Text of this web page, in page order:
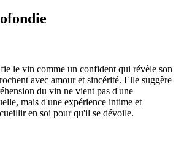
le vin comme un confident qui révèle son
avec amour et sincérité. Elle suggère
du vin ne vient pas d'une
mais d'une expérience intime et
en soi pour qu'il se dévoile.